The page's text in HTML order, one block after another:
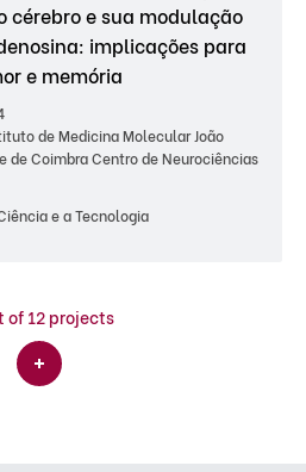
cérebro e sua modulação
implicações para
e memória
de Medicina Molecular João
de Coimbra Centro de Neurociências
e a Tecnologia
of 12 projects